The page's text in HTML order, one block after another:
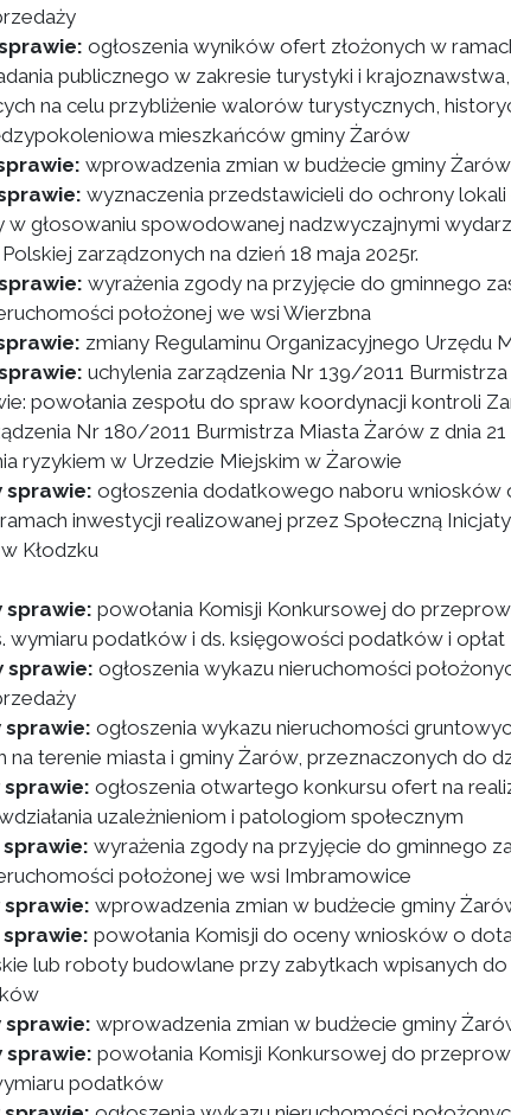
ogłoszenia wyników ofert złożonych w
publicznego w zakresie turystyki i
na celu przybliżenie walorów turystycznych,
mieszkańców gminy Żarów
wprowadzenia zmian w budżecie gminy
wyznaczenia przedstawicieli do ochrony
głosowaniu spowodowanej nadzwyczajnymi
zarządzonych na dzień 18 maja 2025r.
wyrażenia zgody na przyjęcie do gminnego
położonej we wsi Wierzbna
zmiany Regulaminu Organizacyjnego Urzędu
uchylenia zarządzenia Nr 139/2011
powołania zespołu do spraw koordynacji kontroli
Nr 180/2011 Burmistrza Miasta Żarów z dnia 21
ryzykiem w Urzedzie Miejskim w Żarowie
sprawie: ogłoszenia dodatkowego naboru wniosków
inwestycji realizowanej przez Społeczną
Kłodzku
sprawie: powołania Komisji Konkursowej do
wymiaru podatków i ds. księgowości podatków i opłat
sprawie: ogłoszenia wykazu nieruchomości
sprawie: ogłoszenia wykazu nieruchomości
na terenie miasta i gminy Żarów, przeznaczonych do
sprawie: ogłoszenia otwartego konkursu ofert na
uzależnieniom i patologiom społecznym
sprawie: wyrażenia zgody na przyjęcie do gminnego
położonej we wsi Imbramowice
sprawie: wprowadzenia zmian w budżecie gminy
sprawie: powołania Komisji do oceny wniosków o
lub roboty budowlane przy zabytkach wpisanych
sprawie: wprowadzenia zmian w budżecie gminy
sprawie: powołania Komisji Konkursowej do
podatków